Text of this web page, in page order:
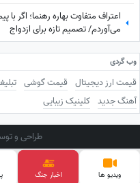
اعتراف متفاوت بهاره رهنما؛ اگر
می‌آوردم/ تصمیم تازه برای ازدواج
وب گردی
قیمت ارز دیجیتال قیمت گوشی
آهنگ جدید کلینیک زیبایی
طراحی و
ویدیو ها اخبار جنگ